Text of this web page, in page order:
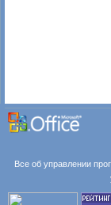
Все об управлении